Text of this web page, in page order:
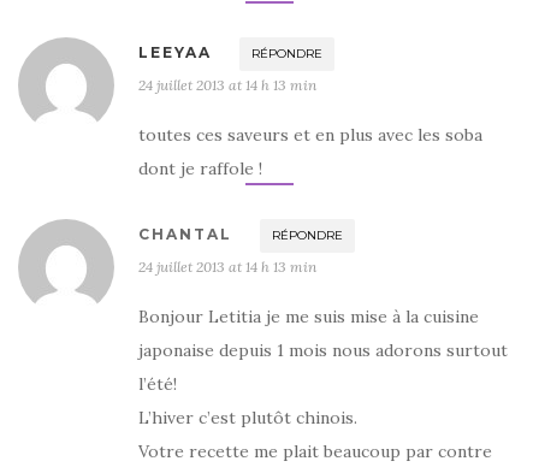
LEEYAA RÉPONDRE
24 juillet 2013 at 14 h 13 min
toutes ces saveurs et en plus avec les soba
dont je raffole !
CHANTAL RÉPONDRE
24 juillet 2013 at 14 h 13 min
Bonjour Letitia je me suis mise à la cuisine
japonaise depuis 1 mois nous adorons surtout
l’été!
L’hiver c’est plutôt chinois.
Votre recette me plait beaucoup par contre